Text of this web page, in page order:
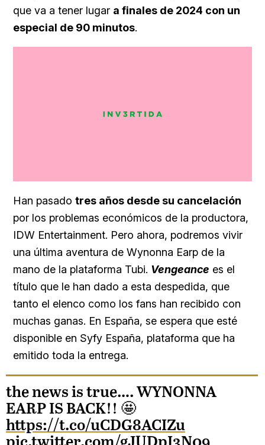
que va a tener lugar a finales de 2024 con un
especial de 90 minutos.
100.00%
Han pasado tres años desde su cancelación
por los problemas económicos de la productora,
IDW Entertainment. Pero ahora, podremos vivir
una última aventura de Wynonna Earp de la
mano de la plataforma Tubi. Vengeance es el
título que le han dado a esta despedida, que
tanto el elenco como los fans han recibido con
muchas ganas. En España, se espera que esté
disponible en Syfy España, plataforma que ha
emitido toda la entrega.
the news is true…. WYNONNA
EARP IS BACK!! 🤩
https://t.co/uCDG8ACIZu